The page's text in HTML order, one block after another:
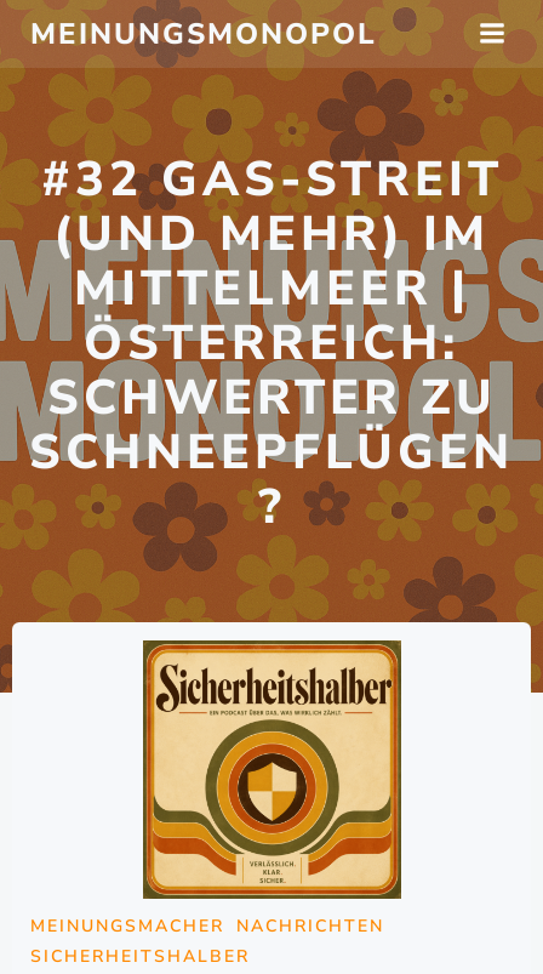
Zum
Inhalt
springen
MEINUNGSMONOPOL
#32 GAS-STREIT
(UND MEHR) IM
MITTELMEER |
ÖSTERREICH:
SCHWERTER ZU
SCHNEEPFLÜGEN
?
MEINUNGSMACHER
NACHRICHTEN
SICHERHEITSHALBER